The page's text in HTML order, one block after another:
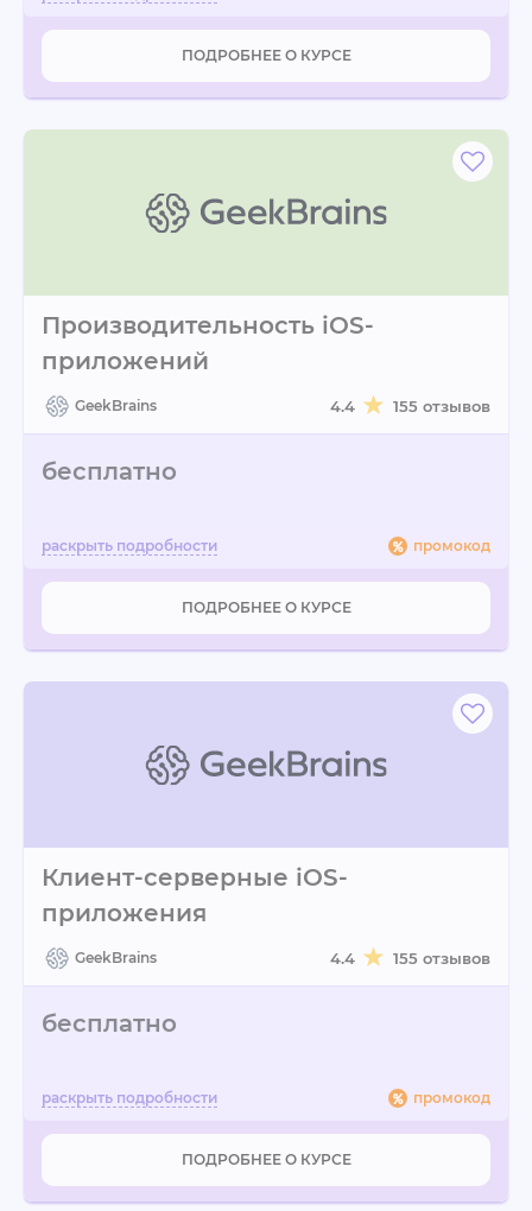
ПОДРОБНЕЕ О КУРСЕ
Производительность iOS-
приложений
GeekBrains 4.4 155 отзывов
бесплатно
промокод
ПОДРОБНЕЕ О КУРСЕ
Клиент-серверные iOS-
приложения
GeekBrains 4.4 155 отзывов
бесплатно
промокод
ПОДРОБНЕЕ О КУРСЕ